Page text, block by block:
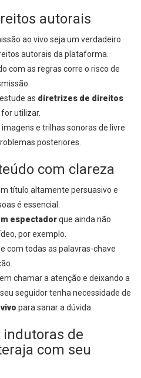
autorais
ao vivo seja um verdadeiro
autorais da plataforma.
com as regras corre o risco de
as diretrizes de direitos
utilizar.
e trilhas sonoras de livre
posteriores.
com clareza
título altamente persuasivo e
é essencial.
espectadorque ainda não
por exemplo.
com todas as palavras-chave
chamar a atenção e deixando a
seguidor tenha necessidade de
para sanar a dúvida.
indutoras de
com seu